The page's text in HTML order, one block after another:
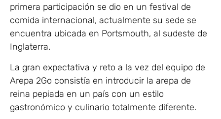
primera participación se dio en un festival de
comida internacional, actualmente su sede se
encuentra ubicada en Portsmouth, al sudeste de
Inglaterra.
La gran expectativa y reto a la vez del equipo de
Arepa 2Go consistía en introducir la arepa de
reina pepiada en un país con un estilo
gastronómico y culinario totalmente diferente.